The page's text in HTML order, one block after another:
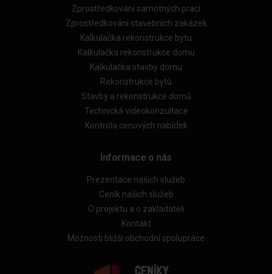
Zprostředkování samotných prací
Zprostředkování stavebních zakázek
Kalkulačka rekonstrukce bytu
Kalkulačka rekonstrukce domu
Kalkulačka stavby domu
Rekonstrukce bytů
Stavby a rekonstrukce domů
Technická videokonzultace
Kontrola cenových nabídek
Informace o nás
Prezentace našich služeb
Ceník našich služeb
O projektu a o zakladateli
Kontakt
Možnosti bližší obchodní spolupráce